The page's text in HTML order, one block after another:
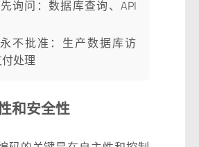
询问：数据库查询、API
不批准：生产数据库访
处理
和安全性